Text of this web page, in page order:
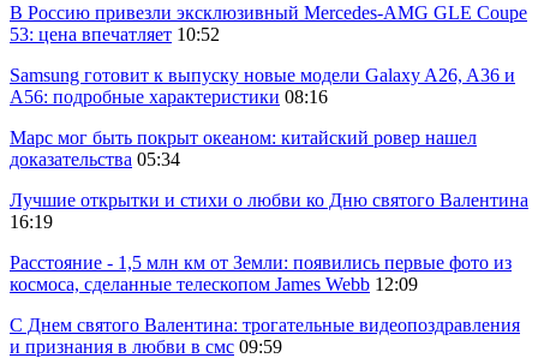
В Россию привезли эксклюзивный Mercedes-AMG GLE Coupe
53: цена впечатляет 10:52
Samsung готовит к выпуску новые модели Galaxy A26, A36 и
A56: подробные характеристики 08:16
Марс мог быть покрыт океаном: китайский ровер нашел
доказательства 05:34
Лучшие открытки и стихи о любви ко Дню святого Валентина
16:19
Расстояние - 1,5 млн км от Земли: появились первые фото из
космоса, сделанные телескопом James Webb 12:09
С Днем святого Валентина: трогательные видеопоздравления
и признания в любви в смс 09:59